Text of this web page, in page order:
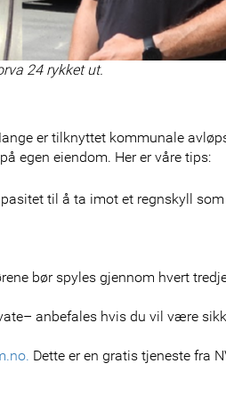
24 rykket ut.
er tilknyttet kommunale
egen eiendom. Her er våre tips:
til å ta imot et regnskyll
bør spyles gjennom hvert
anbefales hvis du vil være
Dette er en gratis tjeneste fra